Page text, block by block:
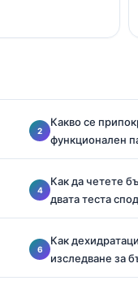
Какво се
функционален
Как да четете
двата теста
Как
изследване за